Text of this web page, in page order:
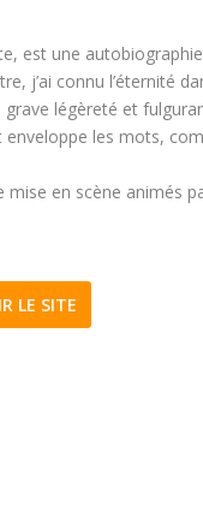
est une
j’ai connu l’éternité
légèreté et
les mots,
mise en scène animés
LE SITE